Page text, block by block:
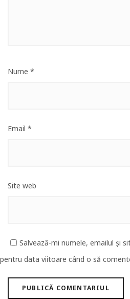
Nume *
Email *
Site web
Salvează-mi numele, emailul și
pentru data viitoare când o să